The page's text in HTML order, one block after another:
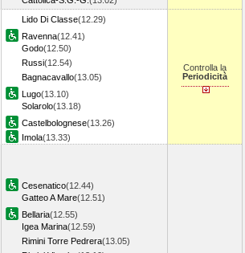
Lido Di Classe(12.29)
Ravenna(12.41)
Godo(12.50)
Russi(12.54)
Bagnacavallo(13.05)
Lugo(13.10)
Solarolo(13.18)
Castelbolognese(13.26)
Imola(13.33)
Controlla la
Periodicità
Cesenatico(12.44)
Gatteo A Mare(12.51)
Bellaria(12.55)
Igea Marina(12.59)
Rimini Torre Pedrera(13.05)